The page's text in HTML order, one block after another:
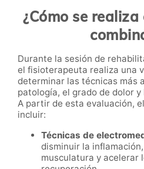
¿Cómo se
Durante la sesión de
el fisioterapeuta realiza una
determinar las técnicas más
patología, el grado de dolor
A partir de esta evaluación,
incluir:
Técnicas de
disminuir la
musculatura y acelerar